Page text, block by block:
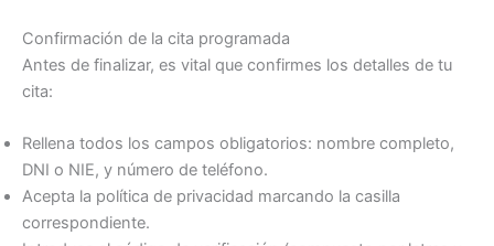
Confirmación de la cita programada
Antes de finalizar, es vital que confirmes los detalles de tu
cita:
Rellena todos los campos obligatorios: nombre completo,
DNI o NIE, y número de teléfono.
Acepta la política de privacidad marcando la casilla
correspondiente.